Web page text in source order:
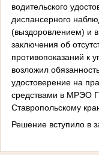
водительского
диспансерного
(выздоровлением) и
заключения об
противопоказаний к
возложил
удостоверение на
средствами в МРЭО
Ставропольскому
Решение вступило в